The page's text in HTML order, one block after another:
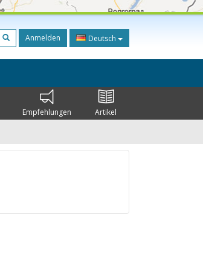
Anmelden Deutsch
Empfehlungen Artikel